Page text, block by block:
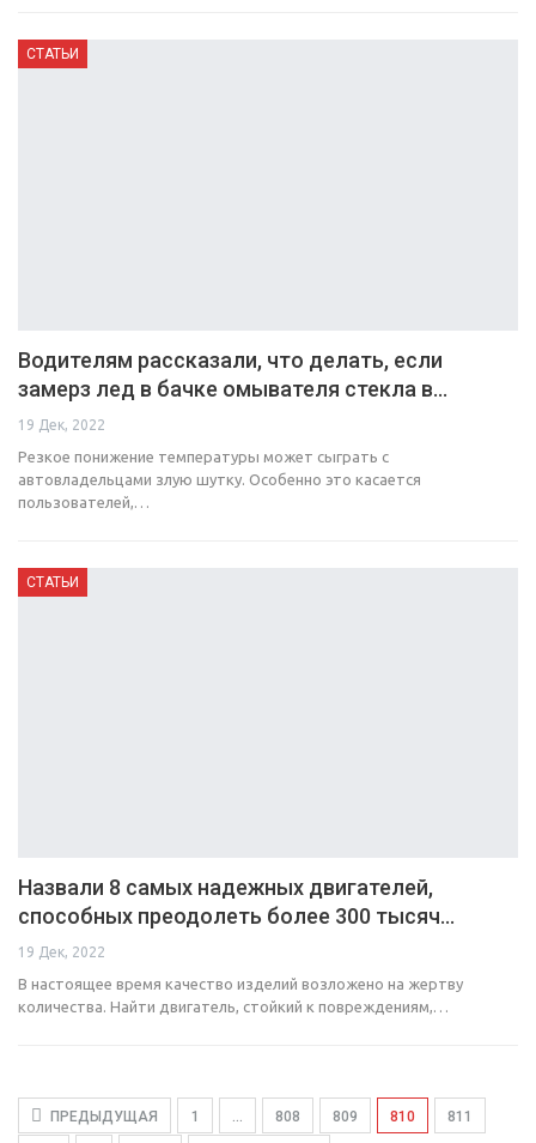
СТАТЬИ
Водителям рассказали, что делать, если
замерз лед в бачке омывателя стекла в…
19 Дек, 2022
Резкое понижение температуры может сыграть с
автовладельцами злую шутку. Особенно это касается
пользователей,…
СТАТЬИ
Назвали 8 самых надежных двигателей,
способных преодолеть более 300 тысяч…
19 Дек, 2022
В настоящее время качество изделий возложено на жертву
количества. Найти двигатель, стойкий к повреждениям,…
ПРЕДЫДУЩАЯ 1 … 808 809 810 811